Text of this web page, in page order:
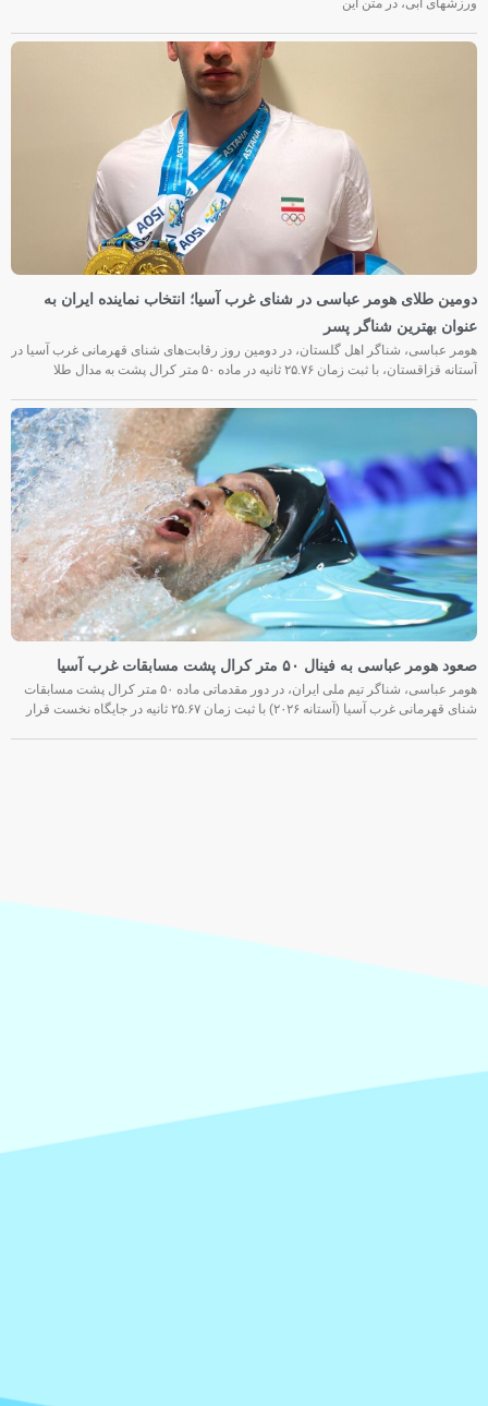
دومین طلای هومر عباسی در شنای غرب آسیا؛ انتخاب نماینده ایران به
عنوان بهترین شناگر پسر
هومر عباسی، شناگر اهل گلستان، در دومین روز رقابت‌های شنای قهرمانی غرب آسیا در
آستانه قزاقستان، با ثبت زمان ۲۵.۷۶ ثانیه در ماده ۵۰ متر کرال پشت به مدال طلا
صعود هومر عباسی به فینال ۵۰ متر کرال پشت مسابقات غرب آسیا
هومر عباسی، شناگر تیم ملی ایران، در دور مقدماتی ماده ۵۰ متر کرال پشت مسابقات
شنای قهرمانی غرب آسیا (آستانه ۲۰۲۶) با ثبت زمان ۲۵.۶۷ ثانیه در جایگاه نخست قرار